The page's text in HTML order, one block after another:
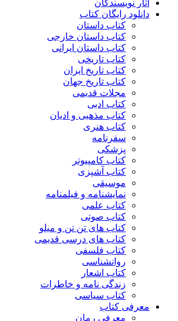
آثار نویسندگان
دانلود رایگان کتاب
کتاب داستان
کتاب داستان خارجی
کتاب داستان ایرانی
کتاب تاریخی
کتاب تاریخ ایران
کتاب تاریخ جهان
مجلات قدیمی
کتاب ادبی
کتاب مذهبی و ادیان
کتاب هنری
سفرنامه
پزشکی
کتاب کامپیوتر
کتاب آشپزی
موسیقی
نمایشنامه و فیلمنامه
کتاب علمی
کتاب صوتی
کتاب های تن تن و میلو
کتاب های درسی قدیمی
کتاب فلسفی
روانشناسی
کتاب اشعار
زندگی نامه و خاطرات
کتاب سیاسی
معرفی کتاب
معرفی رمان